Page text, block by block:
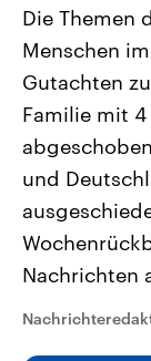
2026
Alle
Sachsen-Anhalt
September
Landtag. Seit
Bundesland von
Umfragen,
und
und Kandidaten
Wahl.
Sendungen
Audio-Archiv
Die Themen
Menschen
Gutachten
Familie mit
und
Nachrichten